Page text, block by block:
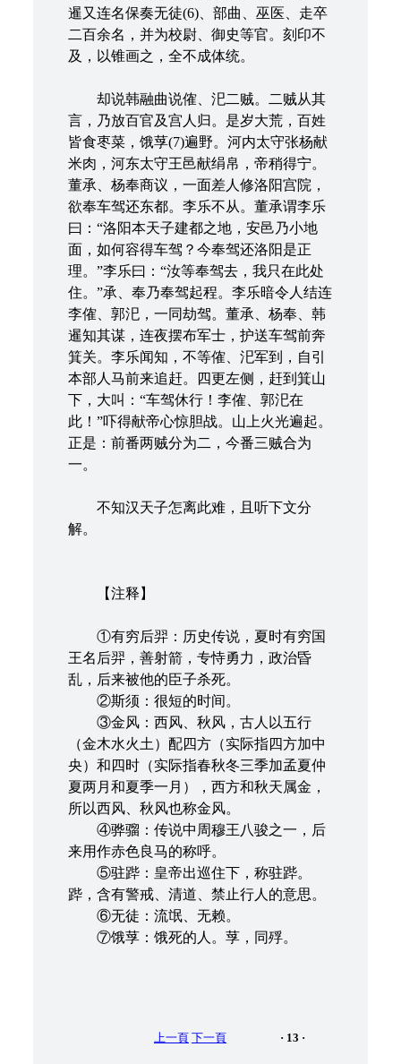
暹又连名保奏无徒(6)、部曲、巫医、走卒
二百余名，并为校尉、御史等官。刻印不
及，以锥画之，全不成体统。
却说韩融曲说傕、汜二贼。二贼从其
言，乃放百官及宫人归。是岁大荒，百姓
皆食枣菜，饿莩(7)遍野。河内太守张杨献
米肉，河东太守王邑献绢帛，帝稍得宁。
董承、杨奉商议，一面差人修洛阳宫院，
欲奉车驾还东都。李乐不从。董承谓李乐
曰：“洛阳本天子建都之地，安邑乃小地
面，如何容得车驾？今奉驾还洛阳是正
理。”李乐曰：“汝等奉驾去，我只在此处
住。”承、奉乃奉驾起程。李乐暗令人结连
李傕、郭汜，一同劫驾。董承、杨奉、韩
暹知其谋，连夜摆布军士，护送车驾前奔
箕关。李乐闻知，不等傕、汜军到，自引
本部人马前来追赶。四更左侧，赶到箕山
下，大叫：“车驾休行！李傕、郭汜在
此！”吓得献帝心惊胆战。山上火光遍起。
正是：前番两贼分为二，今番三贼合为
一。
不知汉天子怎离此难，且听下文分
解。
【注释】
①有穷后羿：历史传说，夏时有穷国
王名后羿，善射箭，专恃勇力，政治昏
乱，后来被他的臣子杀死。
②斯须：很短的时间。
③金风：西风、秋风，古人以五行
（金木水火土）配四方（实际指四方加中
央）和四时（实际指春秋冬三季加孟夏仲
夏两月和夏季一月），西方和秋天属金，
所以西风、秋风也称金风。
④骅骝：传说中周穆王八骏之一，后
来用作赤色良马的称呼。
⑤驻跸：皇帝出巡住下，称驻跸。
跸，含有警戒、清道、禁止行人的意思。
⑥无徒：流氓、无赖。
⑦饿莩：饿死的人。莩，同殍。
上一頁 下一頁 · 13 ·